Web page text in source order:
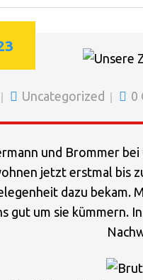
Uncategorized 0
und Brommer
jetzt erstmal bis
dazu bekam.
gut um sie kümmern.